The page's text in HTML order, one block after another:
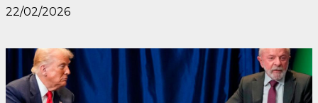
22/02/2026